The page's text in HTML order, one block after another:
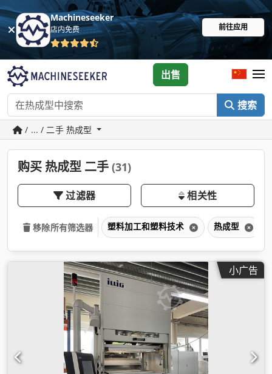
Machineseeker
店内免费 前往应用
搜索
出售
/ ... / 二手 热成型
购买 热成型 二手 (31)
过滤器 相关性
移除所有筛选器 塑料加工和塑料技术 热成型
小广告